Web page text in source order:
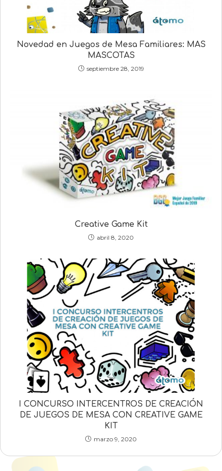
Novedad en Juegos de Mesa Familiares: MAS
MASCOTAS
septiembre 28, 2019
Creative Game Kit
abril 8, 2020
I CONCURSO INTERCENTROS DE CREACIÓN
DE JUEGOS DE MESA CON CREATIVE GAME
KIT
marzo 9, 2020